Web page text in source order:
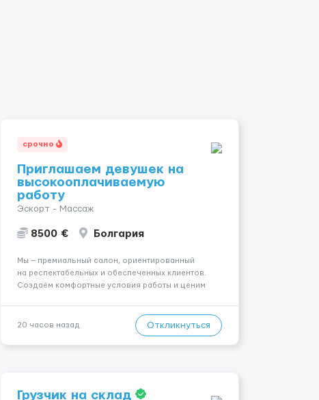
срочно
Приглашаем девушек на
высокооплачиваемую
работу
Эскорт - Массаж
8500 € Болгария
Мы — премиальный салон, ориентированный
на респектабельных и обеспеченных клиентов.
Создаём комфортные условия работы и ценим
в неделю и выше 💎 Честная сис...
20 часов назад Откликнуться
Грузчик на склад